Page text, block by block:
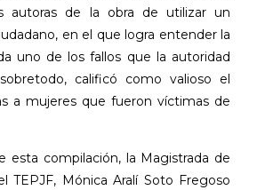
autoras de la obra de utilizar un
en el que logra entender la
uno de los fallos que la autoridad
calificó como valioso el
a mujeres que fueron víctimas de
esta compilación, la Magistrada de
TEPJF, Mónica Aralí Soto Fregoso